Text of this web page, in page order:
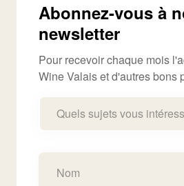
Abonnez-vous à
newsletter
Pour recevoir chaque mois
Wine Valais et d'autres bons
Quels sujets vous